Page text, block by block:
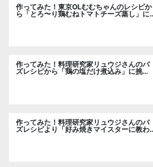
作ってみた！東京OLむむちゃんのレシピか
ら「とろ〜り鶏むねトマトチーズ蒸し」に
挑戦
作ってみた！料理研究家リュウジさんのバ
ズレシピから「鶏の塩だけ煮込み」に挑
作ってみた！料理研究家リュウジさんのバ
ズレシピより「好み焼きマイスターに教わ
るお好み焼」に挑戦。